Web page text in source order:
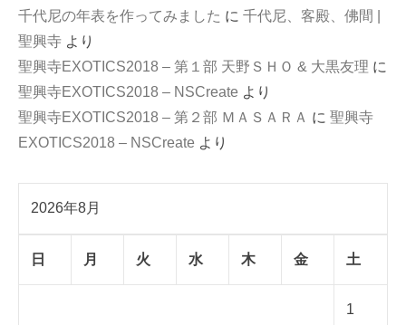
千代尼の年表を作ってみました に 千代尼、客殿、佛間 |
聖興寺 より
聖興寺EXOTICS2018 – 第１部 天野ＳＨＯ & 大黒友理 に
聖興寺EXOTICS2018 – NSCreate より
聖興寺EXOTICS2018 – 第２部 ＭＡＳＡＲＡ に 聖興寺
EXOTICS2018 – NSCreate より
2026年8月
日 月 火 水 木 金 土
1